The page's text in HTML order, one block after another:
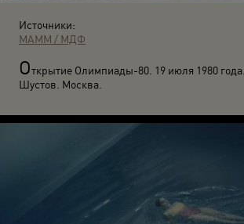
Источники:
МАММ / МДФ
Открытие Олимпиады-80. 19 июля 1980
Шустов. Москва.